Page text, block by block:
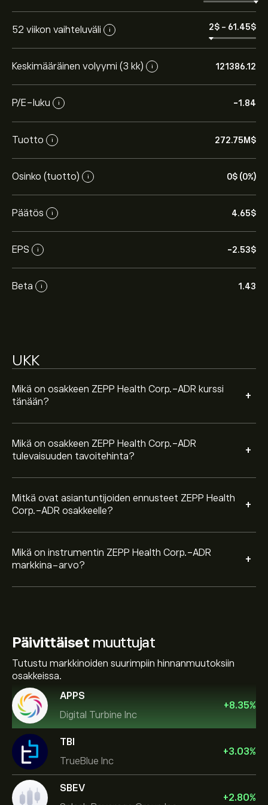
52 viikon vaihteluväli i 2‎$‎ - 61.45‎$‎
Keskimääräinen volyymi (3 kk) i 121386.12
P/E-luku i -1.84
Tuotto i 272.75M‎$‎
Osinko (tuotto) i 0‎$‎ (0%)
Päätös i 4.65‎$‎
EPS i -2.53‎$‎
Beta i 1.43
UKK
Mikä on osakkeen ZEPP Health Corp.-ADR kurssi
tänään?
+
Osakkeen ZEPP hinta tänään on 4.65‎$‎.
Mikä on osakkeen ZEPP Health Corp.-ADR
tulevaisuuden tavoitehinta?
+
Luo tilieToroon saadaksesi asiantuntijoiden ennusteet
Mitkä ovat asiantuntijoiden ennusteet ZEPP Health
Corp.-ADR osakkeelle?
+
Asiantuntijoiden ennusteet ZEPP Health Corp.-ADR
osakkeelle perustuen markkinatrendeihin,
talousraportteihin ja odotettuun kasvuun. Katso
viimeisimmät ennusteet tulevaisuuden
Mikä on instrumentin ZEPP Health Corp.-ADR
markkina-arvo?
+
Päivittäiset muuttujat
Tutustu markkinoiden suurimpiin hinnanmuutoksiin
osakkeissa.
APPS
Digital Turbine Inc
+8.35%
TBI
TrueBlue Inc
+3.03%
SBEV
+2.80%